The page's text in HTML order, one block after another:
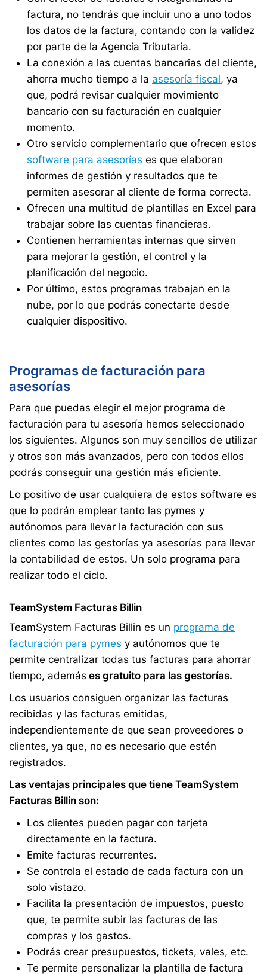
factura, no tendrás que incluir uno a uno todos
los datos de la factura, contando con la validez
por parte de la Agencia Tributaria.
La conexión a las cuentas bancarias del cliente,
ahorra mucho tiempo a la asesoría fiscal, ya
que, podrá revisar cualquier movimiento
bancario con su facturación en cualquier
momento.
Otro servicio complementario que ofrecen estos
software para asesorías es que elaboran
informes de gestión y resultados que te
permiten asesorar al cliente de forma correcta.
Ofrecen una multitud de plantillas en Excel para
trabajar sobre las cuentas financieras.
Contienen herramientas internas que sirven
para mejorar la gestión, el control y la
planificación del negocio.
Por último, estos programas trabajan en la
nube, por lo que podrás conectarte desde
cualquier dispositivo.
Programas de facturación para
asesorías
Para que puedas elegir el mejor programa de
facturación para tu asesoría hemos seleccionado
los siguientes. Algunos son muy sencillos de utilizar
y otros son más avanzados, pero con todos ellos
podrás conseguir una gestión más eficiente.
Lo positivo de usar cualquiera de estos software es
que lo podrán emplear tanto las pymes y
autónomos para llevar la facturación con sus
clientes como las gestorías ya asesorías para llevar
la contabilidad de estos. Un solo programa para
realizar todo el ciclo.
TeamSystem Facturas Billin
TeamSystem Facturas Billin es un programa de
facturación para pymes y autónomos que te
permite centralizar todas tus facturas para ahorrar
tiempo, además es gratuito para las gestorías.
Los usuarios consiguen organizar las facturas
recibidas y las facturas emitidas,
independientemente de que sean proveedores o
clientes, ya que, no es necesario que estén
registrados.
Las ventajas principales que tiene TeamSystem
Facturas Billin son:
Los clientes pueden pagar con tarjeta
directamente en la factura.
Emite facturas recurrentes.
Se controla el estado de cada factura con un
solo vistazo.
Facilita la presentación de impuestos, puesto
que, te permite subir las facturas de las
compras y los gastos.
Podrás crear presupuestos, tickets, vales, etc.
Te permite personalizar la plantilla de factura